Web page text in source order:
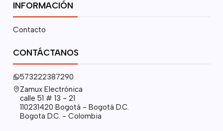
INFORMACIÓN
Contacto
CONTÁCTANOS
573222387290
Zamux Electrónica
calle 51 # 13 - 21
110231420 Bogotá - Bogotá D.C.
Bogota D.C. - Colombia